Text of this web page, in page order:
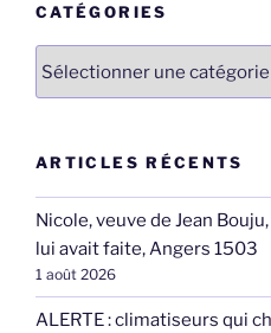
CATÉGORIES
ARTICLES RÉCENTS
Nicole, veuve de Jean
lui avait faite, Angers 1503
1 août 2026
ALERTE : climatiseurs qui